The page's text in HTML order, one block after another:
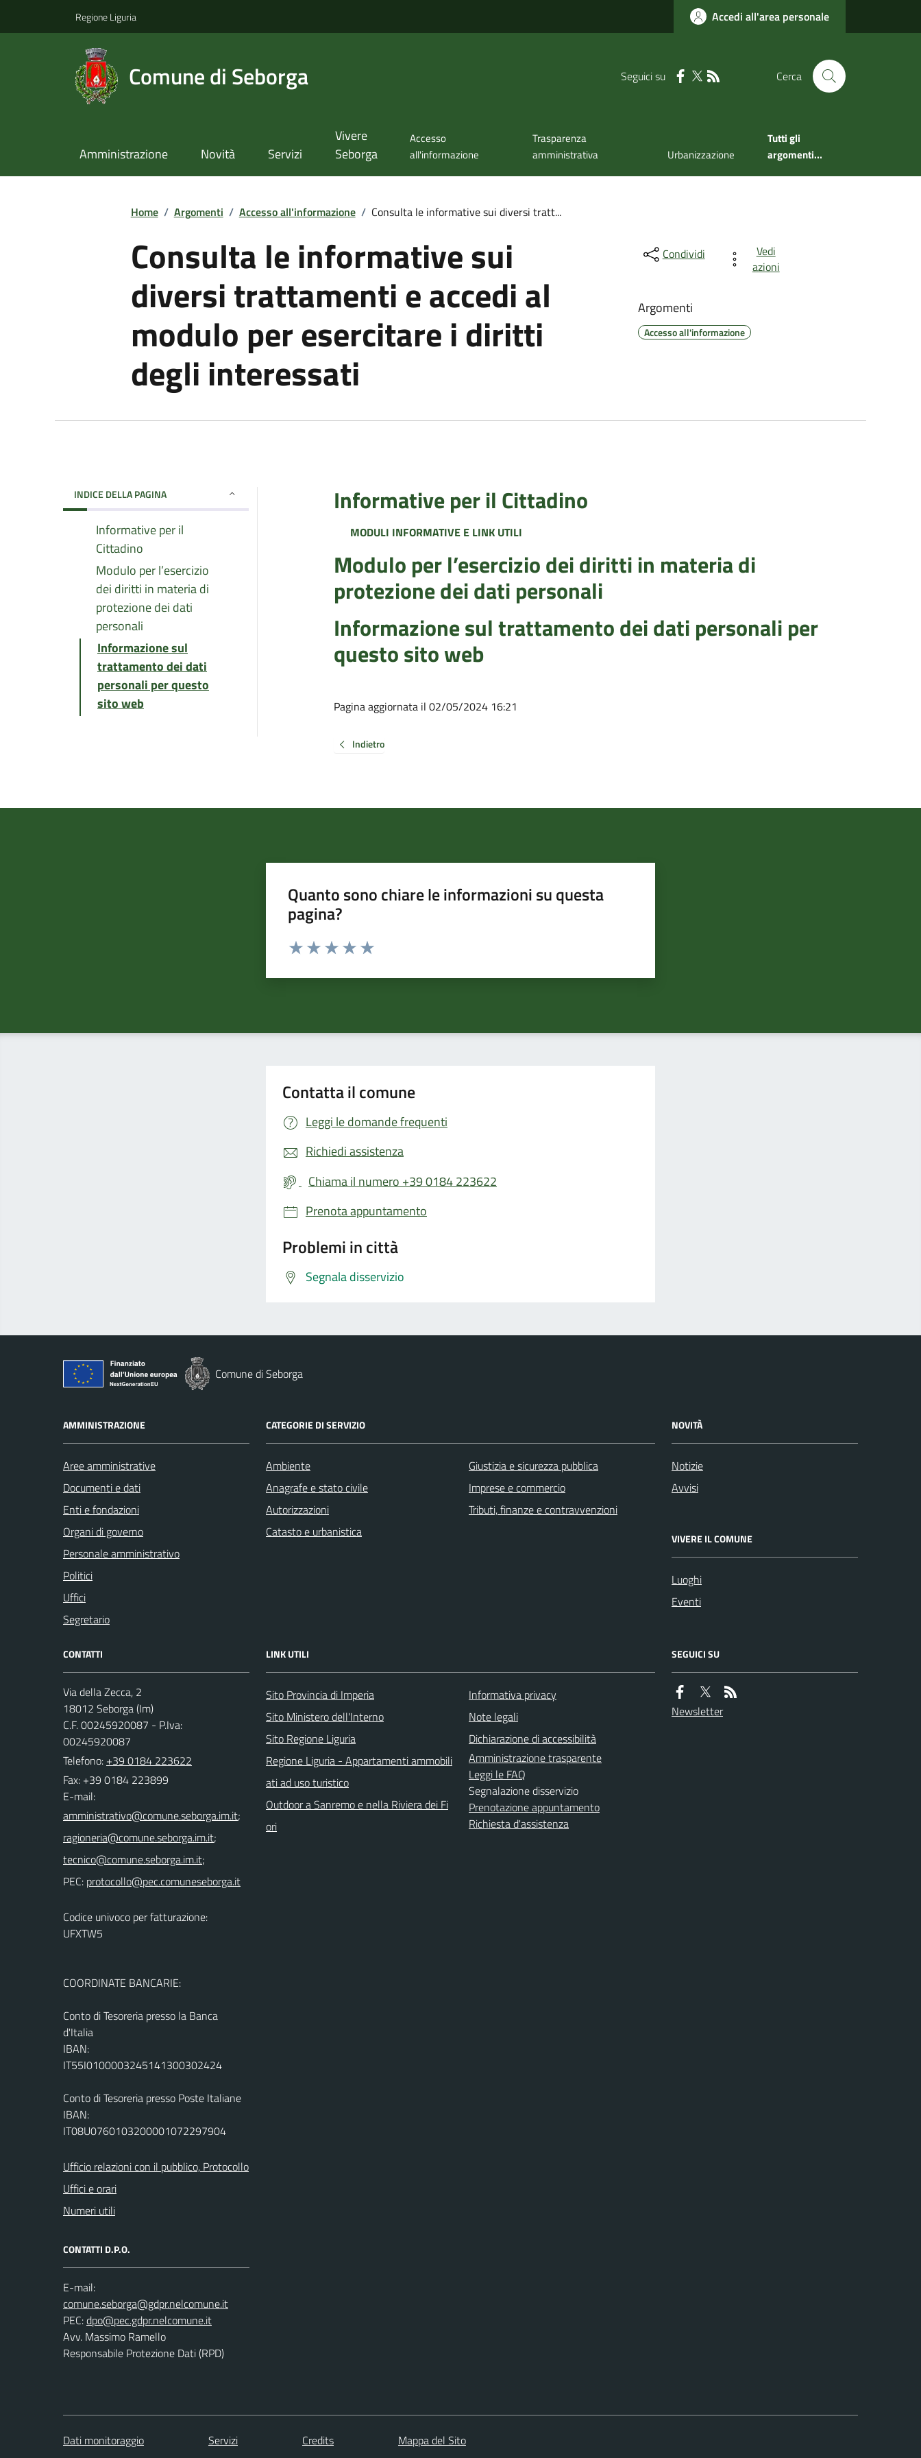
Regione Liguria Accedi all'area personale
Comune di Seborga Seguici su Cerca
Amministrazione Novità Servizi
Vivere
Seborga
Accesso
all'informazione
Trasparenza
amministrativa
Urbanizzazione
Tutti gli
argomenti...
Home / Argomenti / Accesso all'informazione / Consulta le informative sui diversi tratt...
Consulta le informative sui
diversi trattamenti e accedi al
modulo per esercitare i diritti
degli interessati
Condividi
Vedi
azioni
Argomenti
Accesso all'informazione
INDICE DELLA PAGINA
Informative per il
Cittadino
Modulo per l’esercizio
dei diritti in materia di
protezione dei dati
personali
Informazione sul
trattamento dei dati
personali per questo
sito web
Informative per il Cittadino
MODULI INFORMATIVE E LINK UTILI
Modulo per l’esercizio dei diritti in materia di
protezione dei dati personali
Informazione sul trattamento dei dati personali per
questo sito web
Pagina aggiornata il 02/05/2024 16:21
Indietro
Quanto sono chiare le informazioni su questa
pagina?
Valuta da 1 a 5 stelle la pagina
Contatta il comune
Leggi le domande frequenti
Richiedi assistenza
Chiama il numero +39 0184 223622
Prenota appuntamento
Problemi in città
Segnala disservizio
Comune di Seborga
AMMINISTRAZIONE
Aree amministrative
Documenti e dati
Enti e fondazioni
Organi di governo
Personale amministrativo
Politici
Uffici
Segretario
CATEGORIE DI SERVIZIO
Ambiente
Anagrafe e stato civile
Autorizzazioni
Catasto e urbanistica
Giustizia e sicurezza pubblica
Imprese e commercio
Tributi, finanze e contravvenzioni
NOVITÀ
Notizie
Avvisi
VIVERE IL COMUNE
Luoghi
Eventi
CONTATTI
Via della Zecca, 2
18012 Seborga (Im)
C.F. 00245920087 - P.Iva:
00245920087
Telefono: +39 0184 223622
Fax: +39 0184 223899
E-mail:
;
;
;
PEC:
Codice univoco per fatturazione:
UFXTW5
COORDINATE BANCARIE:
Conto di Tesoreria presso la Banca
d'Italia
IBAN:
IT55I0100003245141300302424
Conto di Tesoreria presso Poste Italiane
IBAN:
IT08U0760103200001072297904
Ufficio relazioni con il pubblico, Protocollo
Uffici e orari
Numeri utili
CONTATTI D.P.O.
E-mail:
PEC:
Avv. Massimo Ramello
Responsabile Protezione Dati (RPD)
LINK UTILI
Sito Provincia di Imperia
Sito Ministero dell'Interno
Sito Regione Liguria
Regione Liguria - Appartamenti ammobili
ati ad uso turistico
Outdoor a Sanremo e nella Riviera dei Fi
ori
Informativa privacy
Note legali
Dichiarazione di accessibilità
Amministrazione trasparente
Leggi le FAQ
Segnalazione disservizio
Prenotazione appuntamento
Richiesta d'assistenza
SEGUICI SU
Newsletter
Dati monitoraggio Servizi Credits Mappa del Sito